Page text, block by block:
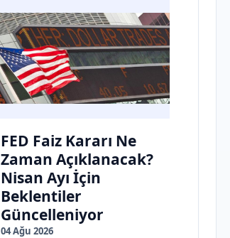
FED Faiz Kararı Ne
Zaman Açıklanacak?
Nisan Ayı İçin
Beklentiler
Güncelleniyor
04 Ağu 2026